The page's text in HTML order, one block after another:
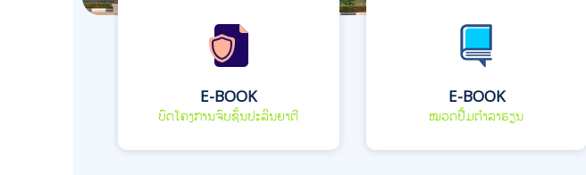
E-BOOK
ບົດໂຄງການຈົບຊັ້ນປະລິນຍາຕີ
E-BOOK
ໝວດປື້ມຕຳລາຮຽນ